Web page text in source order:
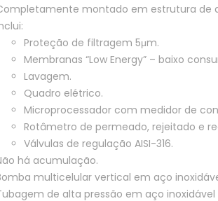
montado em estrutura de
Proteção de filtragem 5μm.
Membranas “Low Energy” – baixo
Lavagem.
Quadro elétrico.
Microprocessador com medidor de
Rotâmetro de permeado, rejeitado e
Válvulas de regulação AISI-316.
há acumulação.
multicelular vertical em aço
de alta pressão em aço inoxidável